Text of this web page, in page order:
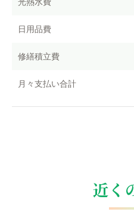
日用品費
修繕積立費
月々支払い合計
近く